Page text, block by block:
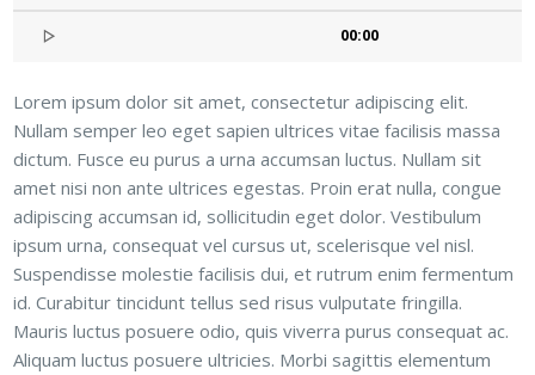
00:00
Lorem ipsum dolor sit amet, consectetur adipiscing elit.
Nullam semper leo eget sapien ultrices vitae facilisis massa
dictum. Fusce eu purus a urna accumsan luctus. Nullam sit
amet nisi non ante ultrices egestas. Proin erat nulla, congue
adipiscing accumsan id, sollicitudin eget dolor. Vestibulum
ipsum urna, consequat vel cursus ut, scelerisque vel nisl.
Suspendisse molestie facilisis dui, et rutrum enim fermentum
id. Curabitur tincidunt tellus sed risus vulputate fringilla.
Mauris luctus posuere odio, quis viverra purus consequat ac.
Aliquam luctus posuere ultricies. Morbi sagittis elementum